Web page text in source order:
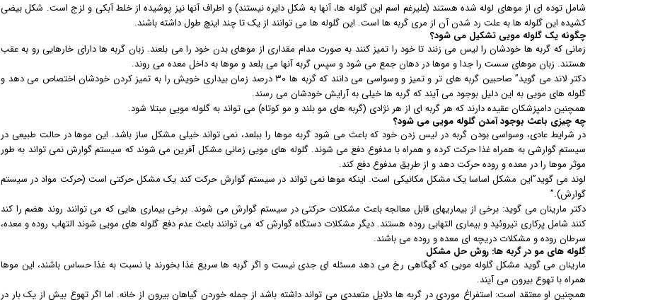
شامل توده ای از موهای لوله شده هستند (علیرغم اسم این گلوله ها، آنها به شکل دایره نیستند) و اطراف آنها نیز پوشیده از خلط آبکی و لزج است. شکل بیضی
کشیده این گلوله ها به علت رد شدن آن از مری گربه ها است. این گلوله ها می توانند از یک تا چند اینچ طول داشته باشند.
چگونه یک گلوله مویی تشکیل می شود؟
زمانی که گربه ها خودشان را لیس می زنند تا خود را تمیز کنند به صورت مدام مقداری از موهای بدن خود را می بلعند. زبان گربه ها دارای خارهایی رو به عقب
هستند. زبان موهای سست را جدا و موها در دهان جمع می شود و سپس گربه آنها می بلعد و موها به داخل معده می روند.
دکتر لاند می گوید” صاحبین گربه های تر و تمیز و وسواسی می دانند که گربه ها ۳۰ درصد زمان بیداری خویش را به تمیز کردن خودشان اختصاص می دهد و
گلوله های مویی به این دلیل بوجود می آیند که گربه ها خیلی به آرایش خودشان می رسند.
همچنین دامپزشکان عقیده دارند که هر گربه ای از هر نژادی (گربه های مو بلند و مو کوتاه) می تواند به گلوله مویی مبتلا شود.
چه چیزی باعث بوجود آمدن گلوله مویی می شود؟
در شرایط عادی، وسواسی بودن گربه در لیس زدن خود که باعث می شود گربه موها را ببلعد، نمی تواند خیلی مشکل ساز باشد. این موها در حالت طبیعی در
سیستم گوارشی به همراه غذا حرکت کرده و همراه با مدفوع دفع می شوند. گلوله های مویی زمانی مشکل آفرین می شوند که سیستم گوارش نمی تواند به طور
موثر موها را در معده و روده حرکت دهد و از طریق مدفوع دفع کند.
لوند می گوید”این مشکل اساسا یک مشکل مکانیکی است. اینکه موها نمی تواند در سیستم گوارش حرکت کند یک مشکل حرکتی است (حرکت مواد در سیستم
گوارش).”
دکتر مارینان می گوید: برخی از بیماریهای قابل معالجه باعث مشکلات حرکتی در سیستم گوارش می شوند. برخی بیماری هایی که می توانند روند هضم را کند
کنند شامل پرکاری تیروئید و بیماری التهابی روده هستند. دیگر مشکلات دستگاه گوارش که می توانند باعث عدم دفع گلوله های مویی شوند التهاب روده و معده،
سرطان روده و مشکلات دریچه ای معده و روده می باشند.
گلوله های مو در گربه ها: روش حل مشکل
مارینان می گوید مشکل گلوله مویی که گهگاهی رخ می دهد مسئله ای جدی نیست و اگر گربه ها سریع غذا بخورند یا نسبت به غذا حساس باشند، این موها
همراه با تهوع بیرون می آیند.
همچنین او معتقد است: استفراغ موردی در گربه ها دلایل متعددی می تواند داشته باشد از جمله خوردن گیاهان بیرون از خانه. اما اگر تهوع بیش از یک بار در